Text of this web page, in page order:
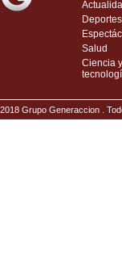
Deportes
Salud
Ciencia y
2018 Grupo Generaccion .